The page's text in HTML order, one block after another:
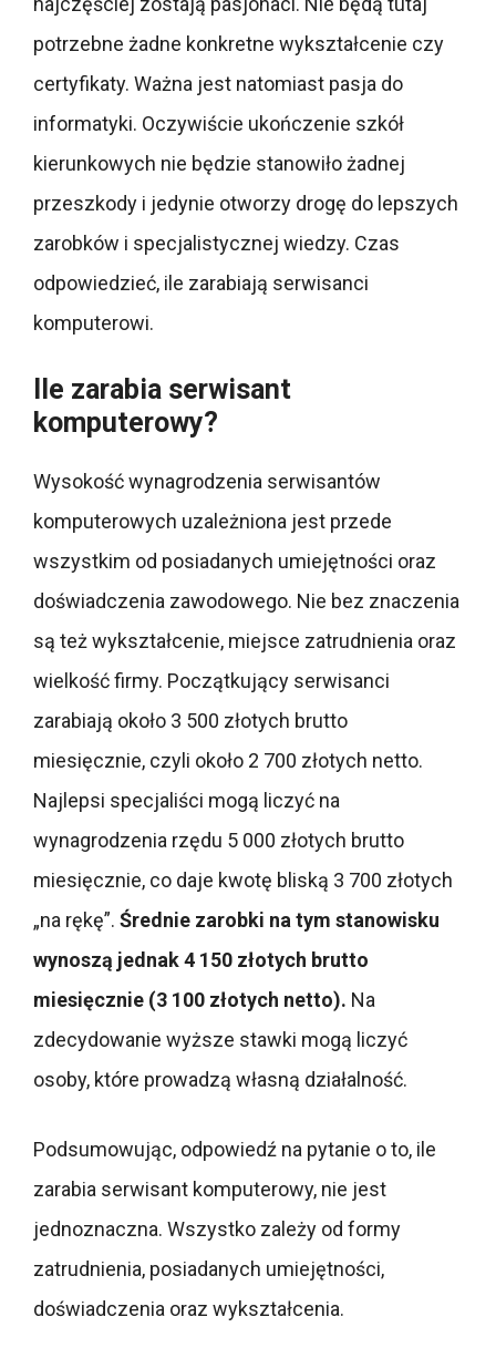
potrzebne żadne konkretne wykształcenie czy
certyfikaty. Ważna jest natomiast pasja do
informatyki. Oczywiście ukończenie szkół
kierunkowych nie będzie stanowiło żadnej
przeszkody i jedynie otworzy drogę do lepszych
zarobków i specjalistycznej wiedzy. Czas
odpowiedzieć, ile zarabiają serwisanci
komputerowi.
Ile zarabia serwisant
komputerowy?
Wysokość wynagrodzenia serwisantów
komputerowych uzależniona jest przede
wszystkim od posiadanych umiejętności oraz
doświadczenia zawodowego. Nie bez znaczenia
są też wykształcenie, miejsce zatrudnienia oraz
wielkość firmy. Początkujący serwisanci
zarabiają około 3 500 złotych brutto
miesięcznie, czyli około 2 700 złotych netto.
Najlepsi specjaliści mogą liczyć na
wynagrodzenia rzędu 5 000 złotych brutto
miesięcznie, co daje kwotę bliską 3 700 złotych
„na rękę”. Średnie zarobki na tym stanowisku
wynoszą jednak 4 150 złotych brutto
miesięcznie (3 100 złotych netto). Na
zdecydowanie wyższe stawki mogą liczyć
osoby, które prowadzą własną działalność.
Podsumowując, odpowiedź na pytanie o to, ile
zarabia serwisant komputerowy, nie jest
jednoznaczna. Wszystko zależy od formy
zatrudnienia, posiadanych umiejętności,
doświadczenia oraz wykształcenia.